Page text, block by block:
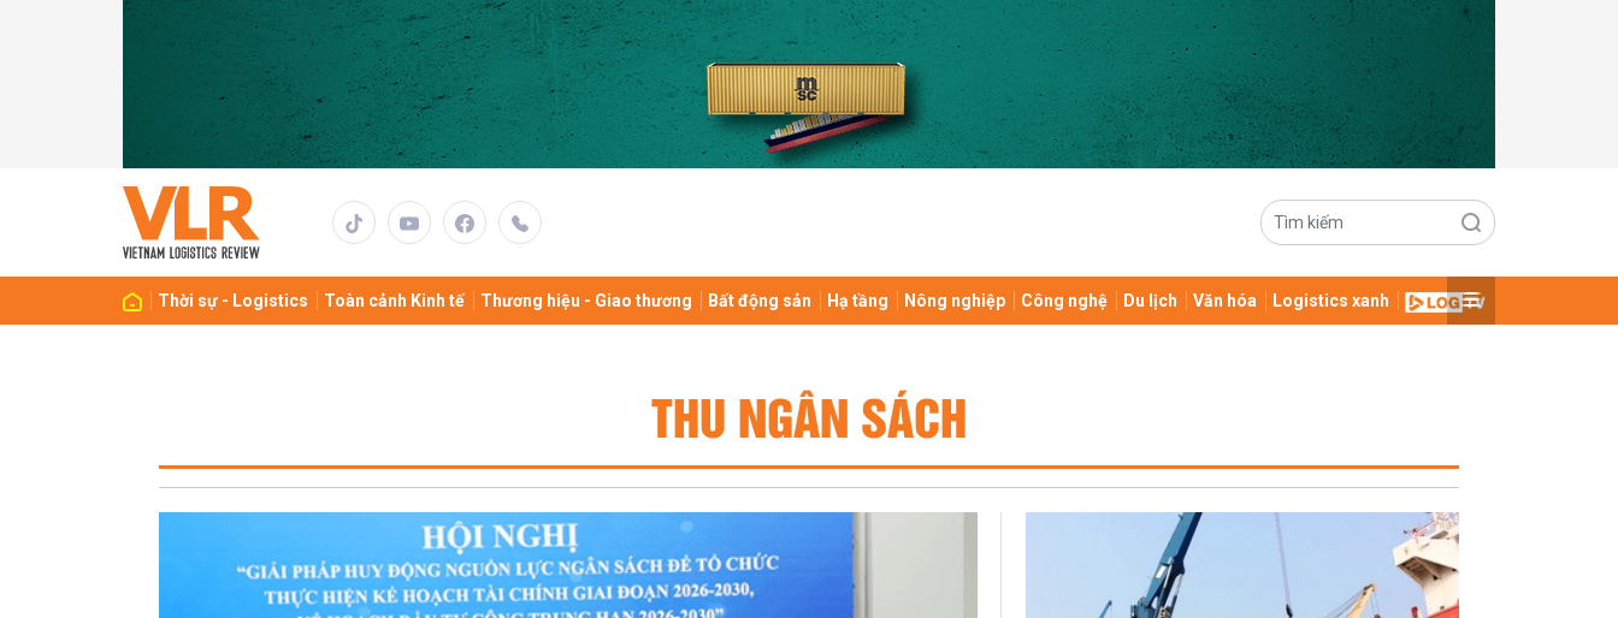
Thời sự - Logistics Toàn cảnh Kinh tế Thương hiệu - Giao thương Bất động sản Hạ tầng Nông nghiệp Công nghệ Du lịch Văn hóa Logistics xanh
THU NGÂN SÁCH